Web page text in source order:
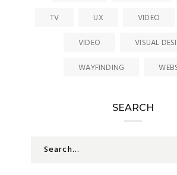
TV
UX VIDEO
VIDEO
VISUAL
WAYFINDING
SEARCH